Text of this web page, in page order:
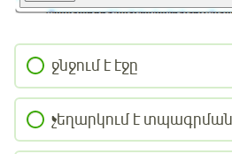
ջնջում է էջը
չեղարկում է